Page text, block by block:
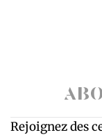
Rejoignez des